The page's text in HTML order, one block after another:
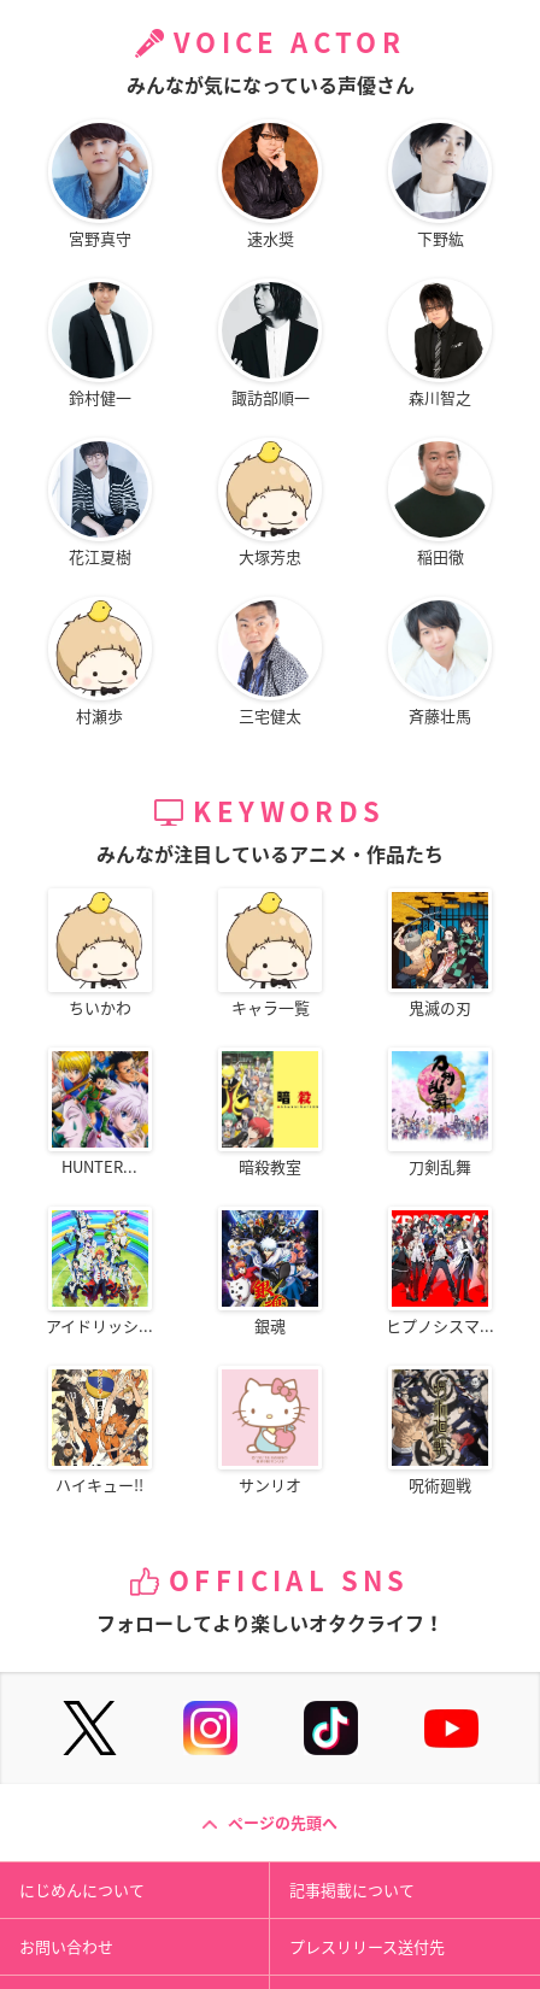
VOICE ACTOR
みんなが気になっている声優さん
宮野真守 速水奨 下野紘
鈴村健一 諏訪部順一 森川智之
花江夏樹 大塚芳忠 稲田徹
村瀬歩 三宅健太 斉藤壮馬
KEYWORDS
みんなが注目しているアニメ・作品たち
ちいかわ キャラ一覧 鬼滅の刃
HUNTER... 暗殺教室 刀剣乱舞
アイドリッシ... 銀魂 ヒプノシスマ...
ハイキュー!! サンリオ 呪術廻戦
OFFICIAL SNS
フォローしてより楽しいオタクライフ！
ページの先頭へ
にじめんについて 記事掲載について
お問い合わせ プレスリリース送付先